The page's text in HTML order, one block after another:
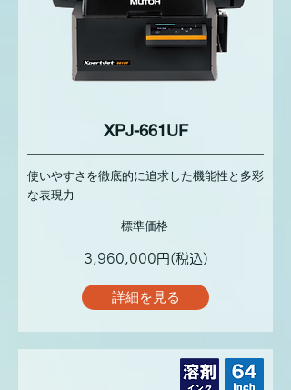
XPJ-661UF
使いやすさを徹底的に追求した機能性と多彩
な表現力
標準価格
3,960,000円(税込)
詳細を見る